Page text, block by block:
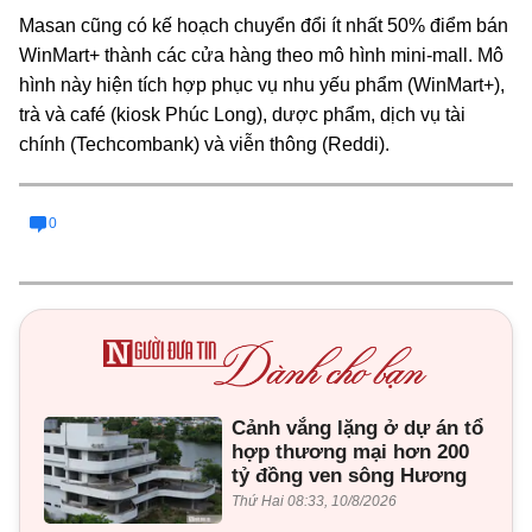
Masan cũng có kế hoạch chuyển đổi ít nhất 50% điểm bán
WinMart+ thành các cửa hàng theo mô hình mini-mall. Mô
hình này hiện tích hợp phục vụ nhu yếu phẩm (WinMart+),
trà và café (kiosk Phúc Long), dược phẩm, dịch vụ tài
chính (Techcombank) và viễn thông (Reddi).
0
Cảnh vắng lặng ở dự án tổ
hợp thương mại hơn 200
tỷ đồng ven sông Hương
Thứ Hai 08:33, 10/8/2026